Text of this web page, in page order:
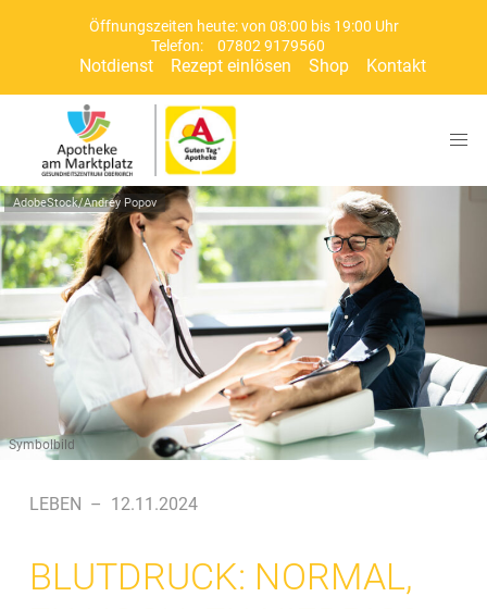
Öffnungszeiten heute: von 08:00 bis 19:00 Uhr
Telefon:
07802 9179560
Notdienst Rezept einlösen Shop Kontakt
AdobeStock/Andrey Popov
Symbolbild
LEBEN – 12.11.2024
BLUTDRUCK: NORMAL,